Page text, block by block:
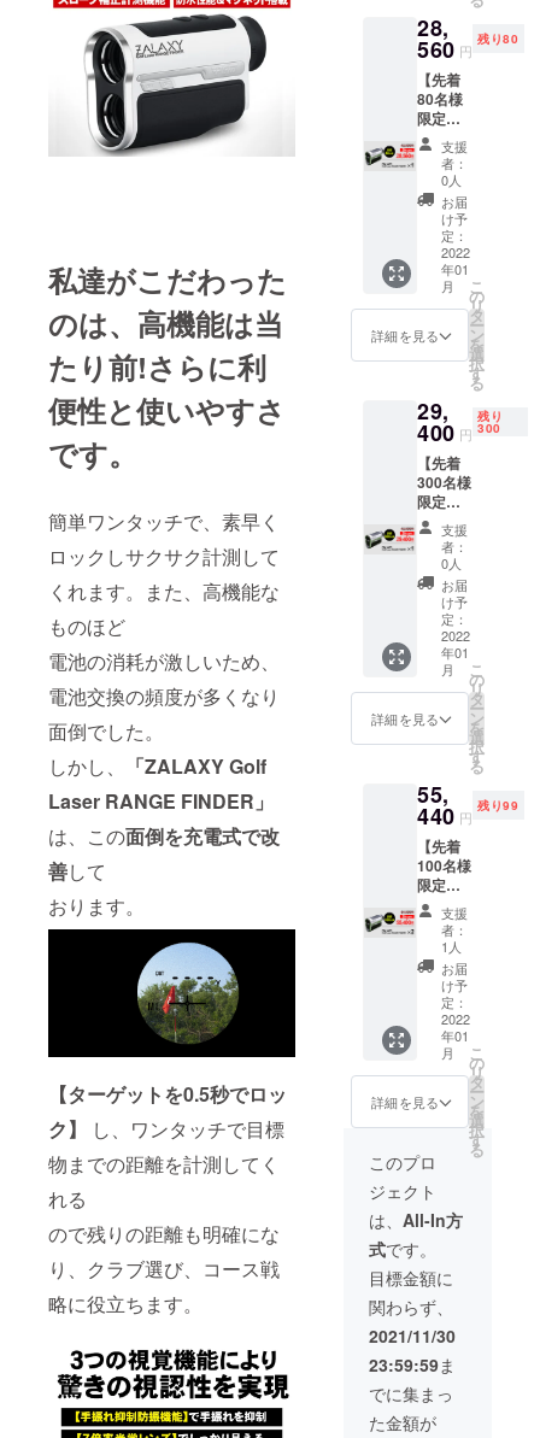
私達がこだわった
のは、高機能は当
たり前!さらに利
便性と使いやすさ
です。
簡単ワンタッチで、素早く
ロックしサクサク計測して
くれます。また、高機能な
ものほど
電池の消耗が激しいため、
電池交換の頻度が多くなり
面倒でした。
しかし、
「ZALAXY Golf
Laser RANGE FINDER」
は、この面倒を充電式で改
善して
おります。
【ターゲットを0.5秒でロッ
ク】
し、ワンタッチで目標
物までの距離を計測してく
れる
ので残りの距離も明確にな
り、クラブ選び、コース戦
略に役立ちます。
AMPFI
RE限定
(超早
割)→27,
720円
(税込・
送料込)
【一般
販売予
定価
格：
42,000
円】
28,
560 円
残り80
【先着
80名様
限定早
割 】
『約
32％オ
フ』高
性能ゴ
ルフス
コープ
×1■先着
80名様■
高性能
ゴルフ
スコー
AMPFI
RE限定
(早
割)→28,
560円
(税込・
送料込)
【一般
販売予
定価
格：
42,000
円】
支援
者：
0人
お届
け予
定：
2022
年01
月
詳細を見る
こ
の
リ
タ
ー
ン
を
選
択
す
る
29,
400 円
残り
300
【先着
300名様
限定早
割 】
『約
30％オ
フ』高
性能ゴ
ルフス
コープ
×1■先着
300名様
■高性能
ゴルフ
スコー
AMPFI
RE限定
(早
割)→29,
400円
(税込・
送料込)
【一般
販売予
定価
格：
42,000
円】
支援
者：
0人
お届
け予
定：
2022
年01
月
詳細を見る
こ
の
リ
タ
ー
ン
を
選
択
す
る
55,
440 円
残り99
【先着
100名様
限定早
割 】
『約
34％オ
フ』高
性能ゴ
ルフス
コープ
×2台
セット■
先着100
名様■高
性能ゴ
コープ
♪×2■C
AMPFI
RE限定
(超早
割)→55,
440円
(税込・
送料込)
【一般
販売予
定価
格：
42,000
円×2】
支援
者：
1人
お届
け予
定：
2022
年01
月
詳細を見る
こ
の
リ
タ
ー
ン
を
選
択
す
る
このプロ
ジェクト
は、 All-In方
式です。
目標金額に
関わらず、
2021/11/30
23:59:59ま
でに集まっ
た金額が